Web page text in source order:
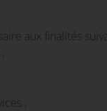
aux finalités
;